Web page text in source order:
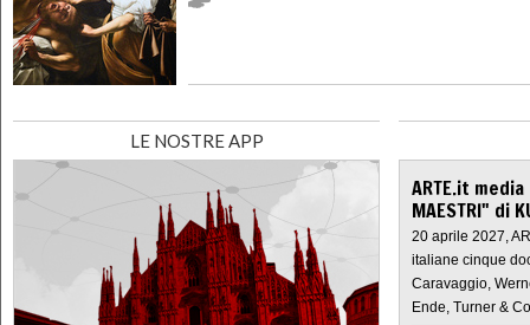
LE NOSTRE APP
ARTE.it
MAESTRI" di
20 aprile 2027,
italiane cinque
Caravaggio,
Ende, Turner &